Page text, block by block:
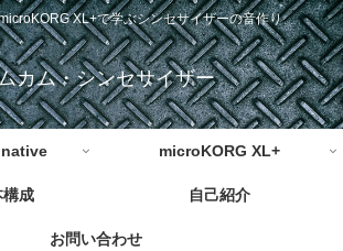
XL+で学ぶシンセサイザーの音作り
カム・シンセサイザー
microKORG XL+
構成 自己紹介
お問い合わせ